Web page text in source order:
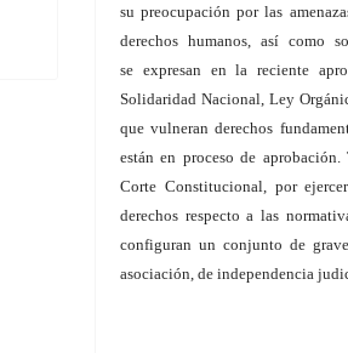
supreocupación por las
derechos humanos, así como
se expresan en la reciente
Solidaridad Nacional, Ley
que vulneranderechos
están en proceso de
Corte Constitucional, por
derechos respecto a las
configuran un conjunto de
asociación, de independencia